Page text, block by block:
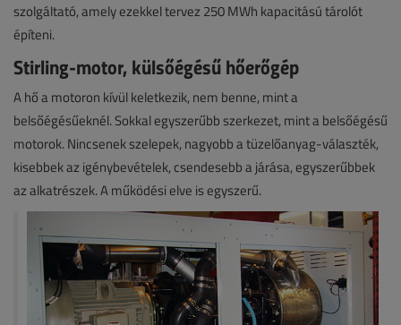
szolgáltató, amely ezekkel tervez 250 MWh kapacitású tárolót
építeni.
Stirling-motor, külsőégésű hőerőgép
A hő a motoron kívül keletkezik, nem benne, mint a
belsőégésűeknél. Sokkal egyszerűbb szerkezet, mint a belsőégésű
motorok. Nincsenek szelepek, nagyobb a tüzelőanyag-választék,
kisebbek az igénybevételek, csendesebb a járása, egyszerűbbek
az alkatrészek. A működési elve is egyszerű.